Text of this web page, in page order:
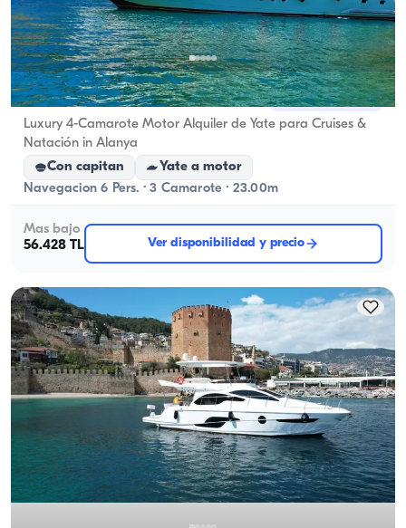
Alanya, Antalya 5.0(1 reseña)
Luxury 4-Camarote Motor Alquiler de Yate para Cruises &
Natación in Alanya
Con capitan
Yate a motor
Navegacion 6 Pers. · 3 Camarote · 23.00m
Mas bajo
56.428 TL
Ver disponibilidad y precio